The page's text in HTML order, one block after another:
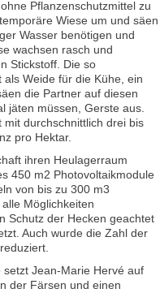
Pflanzenschutzmittel zu
Wiese um und säen
Wasser benötigen und
wachsen rasch und
Stickstoff. Die so
Weide für die Kühe, ein
die Partner auf diesen
jäten müssen, Gerste aus.
durchschnittlich drei bis
pro Hektar.
ihren Heulagerraum
450 m2 Photovoltaikmodule
von bis zu 300 m3
Möglichkeiten
Schutz der Hecken geachtet
Auch wurde die Zahl der
Jean-Marie Hervé auf
der Färsen und einen